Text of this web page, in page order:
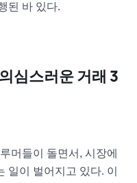
된 바 있다.
심스러운 거래 3
머들이 돌면서, 시장에
일이 벌어지고 있다. 이